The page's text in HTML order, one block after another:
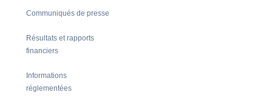
Communiqués de presse
Résultats et rapports
financiers
Informations
réglementées